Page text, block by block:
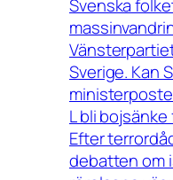
Svenska
Sverige. Kan
L bli
Efter
debatten om